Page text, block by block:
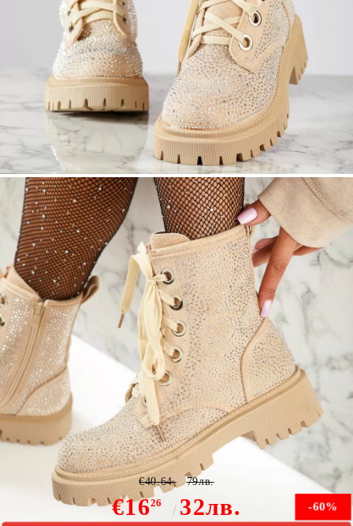
Дамски боти River Бежово #13235
-60%
€1626 32лв.
€40.64 79лв.